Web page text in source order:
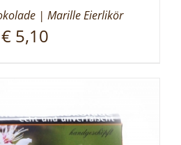
| Marille Eierlikör
€ 5,10